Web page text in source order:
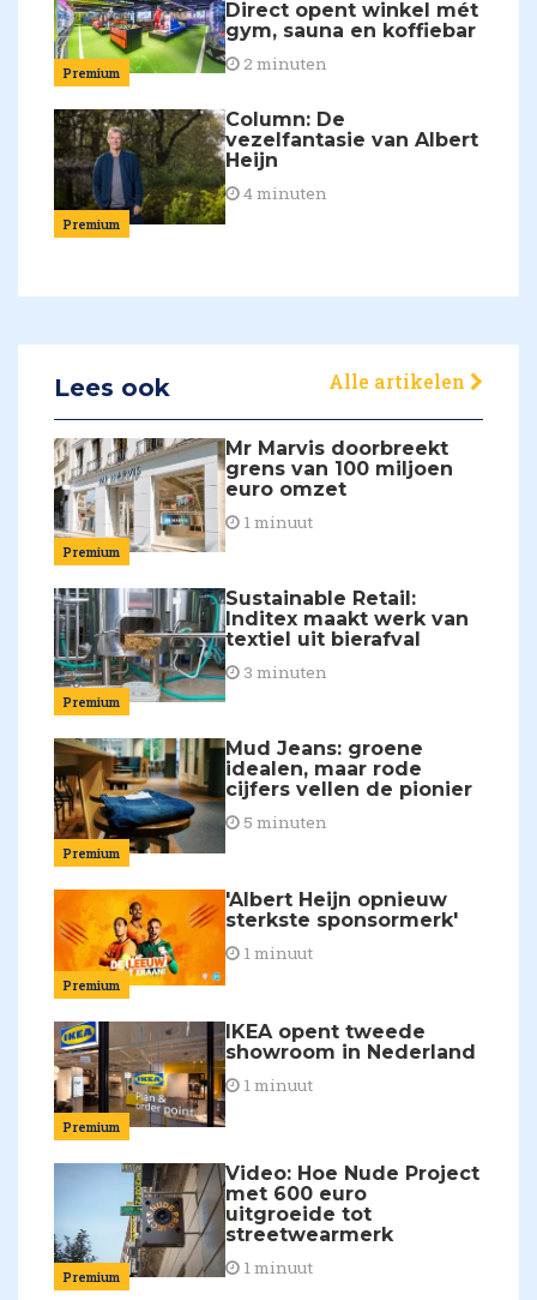
Premium
Direct opent winkel mét
gym, sauna en koffiebar
2 minuten
Premium
Column: De
vezelfantasie van Albert
Heijn
4 minuten
Lees ook Alle artikelen
Premium
Mr Marvis doorbreekt
grens van 100 miljoen
euro omzet
1 minuut
Premium
Sustainable Retail:
Inditex maakt werk van
textiel uit bierafval
3 minuten
Premium
Mud Jeans: groene
idealen, maar rode
cijfers vellen de pionier
5 minuten
Premium
'Albert Heijn opnieuw
sterkste sponsormerk'
1 minuut
Premium
IKEA opent tweede
showroom in Nederland
1 minuut
Premium
Video: Hoe Nude Project
met 600 euro
uitgroeide tot
streetwearmerk
1 minuut